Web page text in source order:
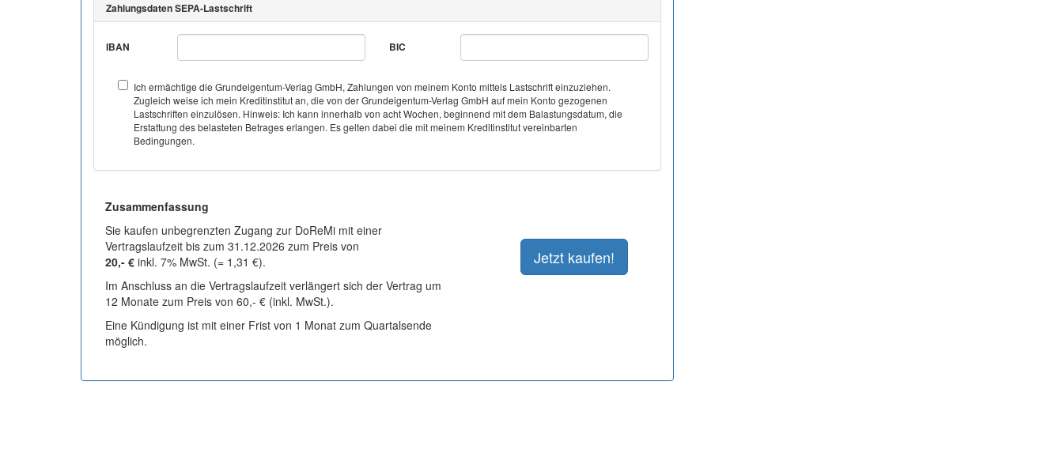
Zahlungsdaten SEPA-Lastschrift
IBAN BIC
Ich ermächtige die Grundeigentum-Verlag GmbH, Zahlungen von meinem Konto mittels Lastschrift einzuziehen.
Zugleich weise ich mein Kreditinstitut an, die von der Grundeigentum-Verlag GmbH auf mein Konto gezogenen
Lastschriften einzulösen. Hinweis: Ich kann innerhalb von acht Wochen, beginnend mit dem Balastungsdatum, die
Erstattung des belasteten Betrages erlangen. Es gelten dabei die mit meinem Kreditinstitut vereinbarten
Bedingungen.
Zusammenfassung
Sie kaufen unbegrenzten Zugang zur DoReMi mit einer
Vertragslaufzeit bis zum 31.12.2026 zum Preis von
20,- € inkl. 7% MwSt. (= 1,31 €).
Im Anschluss an die Vertragslaufzeit verlängert sich der Vertrag um
12 Monate zum Preis von 60,- € (inkl. MwSt.).
Eine Kündigung ist mit einer Frist von 1 Monat zum Quartalsende
möglich.